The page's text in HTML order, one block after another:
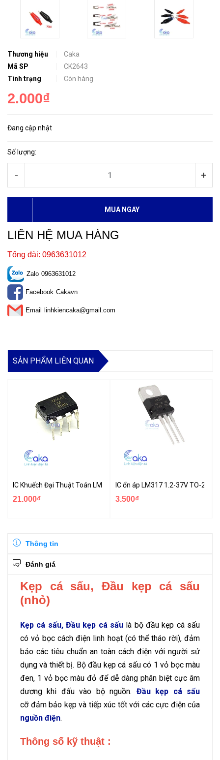
Thương hiệu
Caka
Mã SP
CK2643
Tình trạng
Còn hàng
2.000₫
Đang cập nhật
Số lượng:
- +
MUA NGAY
LIÊN HỆ MUA HÀNG
Tổng đài: 0963631012
Zalo 0963631012
Facebook Cakavn
Email linhkiencaka@gmail.com
SẢN PHẨM LIÊN QUAN
IC Khuếch Đại Thuật Toán LM318
21.000₫
IC ổn áp LM317 1.2-37V TO-220
3.500₫
Thông tin
Đánh giá
Kẹp cá sấu, Đầu kẹp cá sấu
(nhỏ)
Kẹp cá sấu, Đầu kẹp cá sấu là bộ đầu kẹp cá sấu
có vỏ bọc cách điện linh hoạt (có thể tháo rời), đảm
bảo các tiêu chuẩn an toàn cách điện với người sử
dụng và thiết bị. Bộ đầu kẹp cá sấu có 1 vỏ bọc màu
đen, 1 vỏ bọc màu đỏ để dễ dàng phân biệt cực âm
dương khi đấu vào bộ nguồn. Đầu kẹp cá sấu
cỡ đảm bảo kẹp và tiếp xúc tốt với các cực điện của
nguồn điện.
Thông số kỹ thuật :